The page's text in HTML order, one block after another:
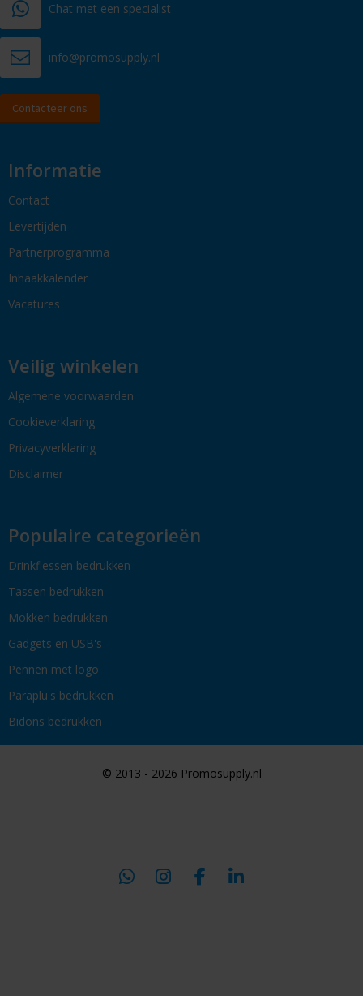
Chat met een specialist
info@promosupply.nl
Contacteer ons
Informatie
Contact
Levertijden
Partnerprogramma
Inhaakkalender
Vacatures
Veilig winkelen
Algemene voorwaarden
Cookieverklaring
Privacyverklaring
Disclaimer
Populaire categorieën
Drinkflessen bedrukken
Tassen bedrukken
Mokken bedrukken
Gadgets en USB's
Pennen met logo
Paraplu's bedrukken
Bidons bedrukken
© 2013 - 2026 Promosupply.nl